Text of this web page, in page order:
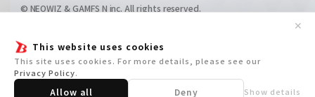
This website uses cookies
This site uses cookies. For more details, please see our
Privacy Policy.
Allow all Deny Show details
✕
© NEOWIZ & GAMFS N inc. All rights reserved.
©GIRLS und PANZER Film Projekt
©GIRLS und PANZER Finale Projekt